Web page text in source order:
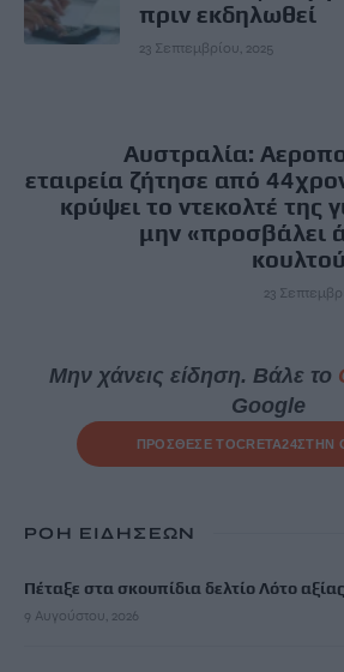
πριν εκδηλωθεί
23 Σεπτεμβρίου, 2025
Αυστραλία:
εταιρεία ζήτησε από
κρύψει το ντεκολτέ της
μην «προσβάλει
23
Μην χάνεις είδηση. Βάλε το
Google
ΠΡΟΣΘΕΣΕ ΤΟCRETA24ΣΤΗΝ
ΡΟΗ ΕΙΔΗΣΕΩΝ
Πέταξε στα σκουπίδια δελτίο Λότο
9 Αυγούστου, 2026